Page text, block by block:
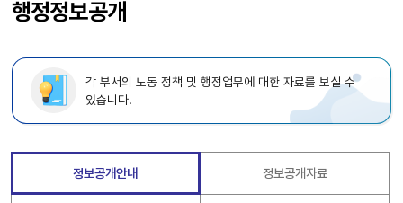
행정정보공개
각 부서의 노동 정책 및 행정업무에 대한 자료를 보실 수
있습니다.
정보공개안내 정보공개자료